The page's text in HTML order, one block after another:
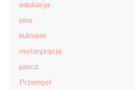
edukacja
inne
kulinaria
motoryzacja
praca
Przemysł